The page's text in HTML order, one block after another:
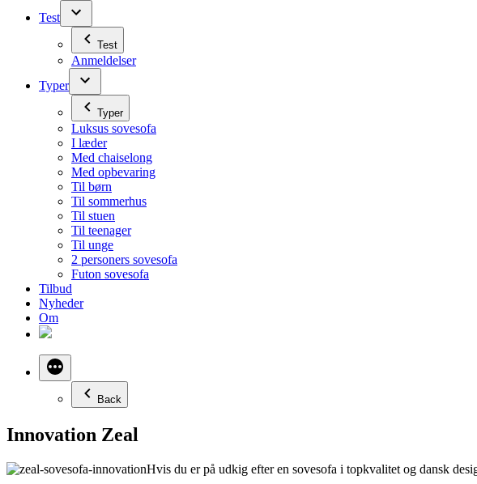
Test
Test
Anmeldelser
Typer
Typer
Luksus sovesofa
I læder
Med chaiselong
Med opbevaring
Til børn
Til sommerhus
Til stuen
Til teenager
Til unge
2 personers sovesofa
Futon sovesofa
Tilbud
Nyheder
Om
Back
Innovation Zeal
Hvis du er på udkig efter en sovesofa i topkvalitet og dansk